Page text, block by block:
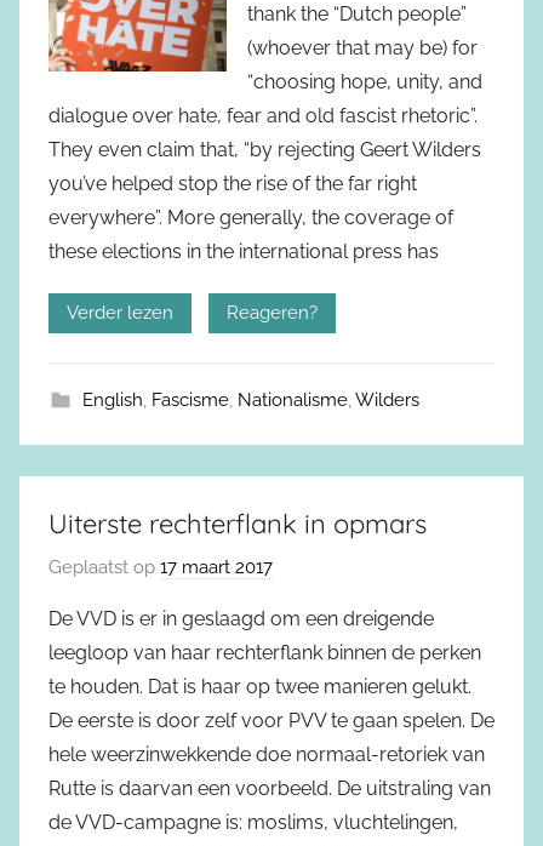
thank the “Dutch people”
(whoever that may be) for
“choosing hope, unity, and
dialogue over hate, fear and old fascist rhetoric”.
They even claim that, “by rejecting Geert Wilders
you’ve helped stop the rise of the far right
everywhere”. More generally, the coverage of
these elections in the international press has
Verder lezen Reageren?
English, Fascisme, Nationalisme,Wilders
Uiterste rechterflank in opmars
Geplaatst op 17 maart 2017
De VVD is er in geslaagd om een dreigende
leegloop van haar rechterflank binnen de perken
te houden. Dat is haar op twee manieren gelukt.
De eerste is door zelf voor PVV te gaan spelen. De
hele weerzinwekkende doe normaal-retoriek van
Rutte is daarvan een voorbeeld. De uitstraling van
de VVD-campagne is: moslims, vluchtelingen,